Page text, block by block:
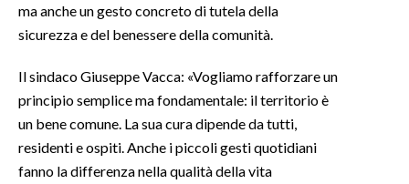
ma anche un gesto concreto di tutela della
sicurezza e del benessere della comunità.
Il sindaco Giuseppe Vacca: «Vogliamo rafforzare un
principio semplice ma fondamentale: il territorio è
un bene comune. La sua cura dipende da tutti,
residenti e ospiti. Anche i piccoli gesti quotidiani
fanno la differenza nella qualità della vita